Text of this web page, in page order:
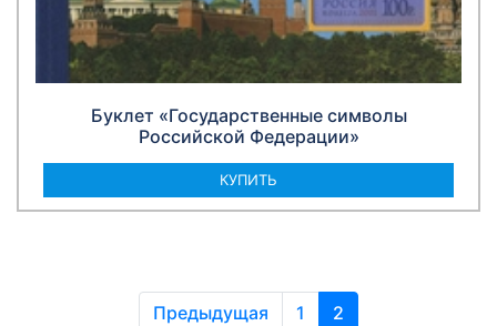
Буклет «Государственные символы
Российской Федерации»
КУПИТЬ
Предыдущая 1 2